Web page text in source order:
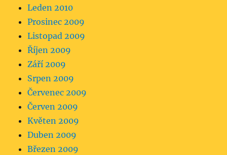
Leden 2010
Prosinec 2009
Listopad 2009
Říjen 2009
Září 2009
Srpen 2009
Červenec 2009
Červen 2009
Květen 2009
Duben 2009
Březen 2009